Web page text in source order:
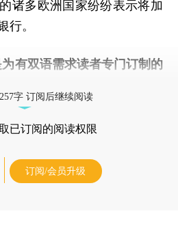
诸多欧洲国家纷纷表示将加
行。
有双语需求读者专门订制的
字 订阅后继续阅读
已订阅的阅读权限
订阅/会员升级